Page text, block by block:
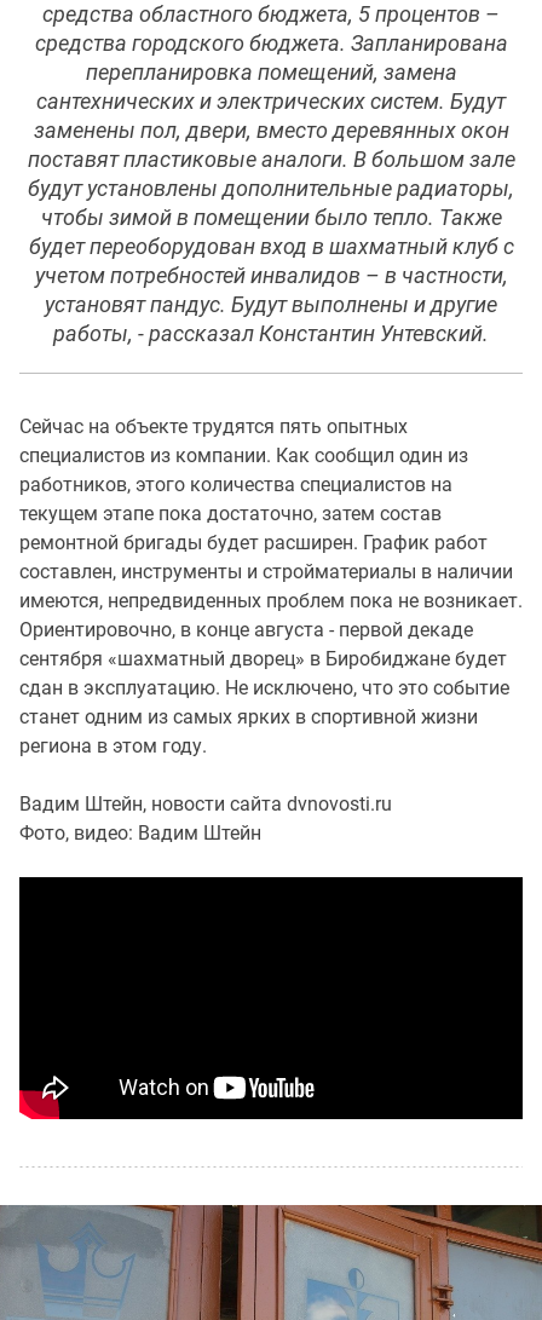
средства областного бюджета, 5 процентов –
средства городского бюджета. Запланирована
перепланировка помещений, замена
сантехнических и электрических систем. Будут
заменены пол, двери, вместо деревянных окон
поставят пластиковые аналоги. В большом зале
будут установлены дополнительные радиаторы,
чтобы зимой в помещении было тепло. Также
будет переоборудован вход в шахматный клуб с
учетом потребностей инвалидов – в частности,
установят пандус. Будут выполнены и другие
работы, - рассказал Константин Унтевский.
Сейчас на объекте трудятся пять опытных
специалистов из компании. Как сообщил один из
работников, этого количества специалистов на
текущем этапе пока достаточно, затем состав
ремонтной бригады будет расширен. График работ
составлен, инструменты и стройматериалы в наличии
имеются, непредвиденных проблем пока не возникает.
Ориентировочно, в конце августа - первой декаде
сентября «шахматный дворец» в Биробиджане будет
сдан в эксплуатацию. Не исключено, что это событие
станет одним из самых ярких в спортивной жизни
региона в этом году.
Вадим Штейн, новости сайта dvnovosti.ru
Фото, видео: Вадим Штейн